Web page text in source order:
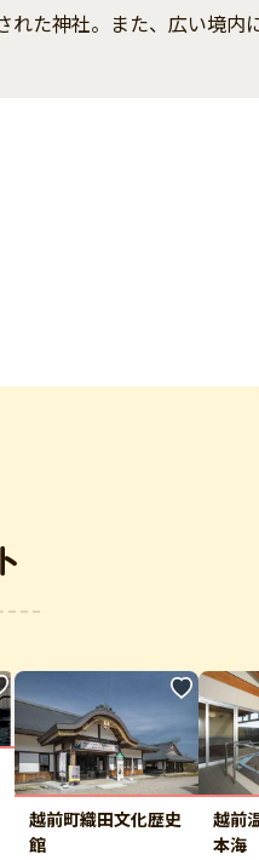
た神社。また、広い境内
越前町織田文化歴史
館
越前
本海